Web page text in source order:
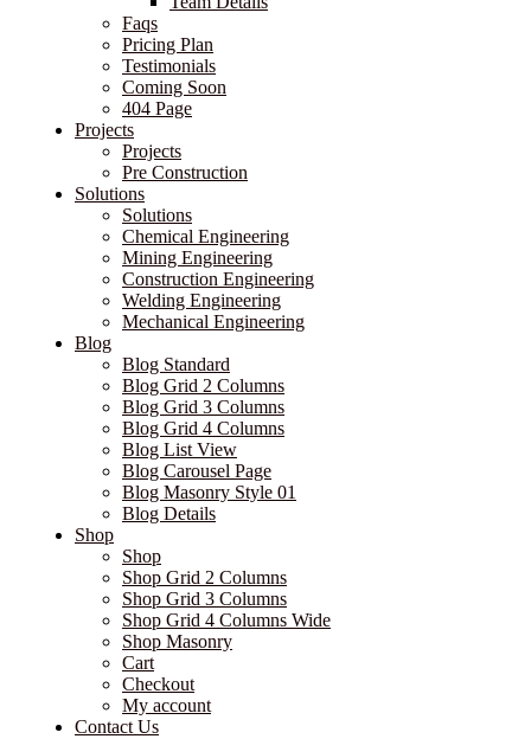
Faqs
Pricing Plan
Testimonials
Coming Soon
404 Page
Projects
Projects
Pre Construction
Solutions
Solutions
Chemical Engineering
Mining Engineering
Construction Engineering
Welding Engineering
Mechanical Engineering
Blog
Blog Standard
Blog Grid 2 Columns
Blog Grid 3 Columns
Blog Grid 4 Columns
Blog List View
Blog Carousel Page
Blog Masonry Style 01
Blog Details
Shop
Shop
Shop Grid 2 Columns
Shop Grid 3 Columns
Shop Grid 4 Columns Wide
Shop Masonry
Cart
Checkout
My account
Contact Us